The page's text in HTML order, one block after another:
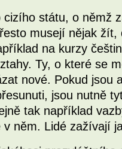
cizího státu, o němž
musejí nějak
na kurzy
Ty, o které se
nové. Pokud jsou
jsou nutně
tak například
v něm. Lidé zažívají